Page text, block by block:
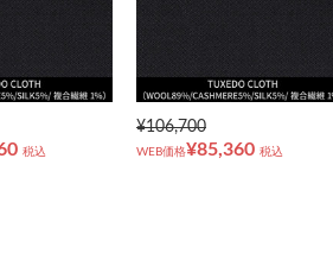
税込
¥106,700
WEB価格¥85,360 税込